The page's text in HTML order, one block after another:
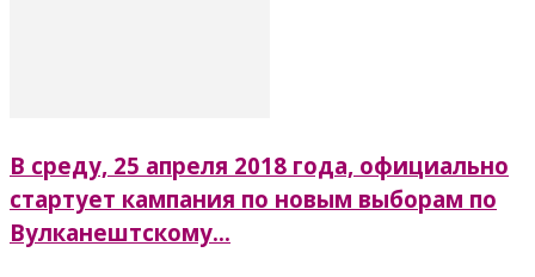
В среду, 25 апреля 2018 года, официально
стартует кампания по новым выборам по
Вулканештскому...